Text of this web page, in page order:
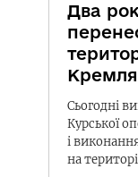
Два
Кремля
Сьогодні
Курської
і
на